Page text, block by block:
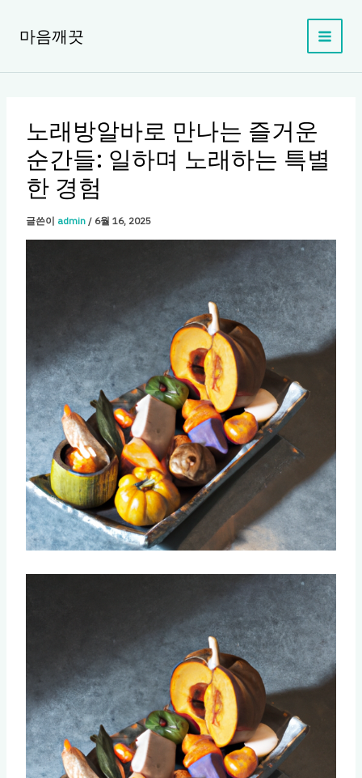
건
마음깨끗
노래방알바로 만나는 즐거운
순간들: 일하며 노래하는 특별
한 경험
글쓴이 admin / 6월 16, 2025